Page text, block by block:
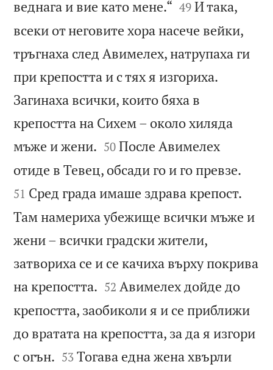
веднага и вие като мене.“ 

49 И така,
всеки от неговите хора насече вейки,
тръгнаха след Авимелех, натрупаха ги
при крепостта и с тях я изгориха.
Загинаха всички, които бяха в
крепостта на Сихем – около хиляда
мъже и жени. 

50 После Авимелех
отиде в Тевец, обсади го и го превзе.
51 Сред града имаше здрава крепост.
Там намериха убежище всички мъже и
жени – всички градски жители,
затвориха се и се качиха върху покрива
на крепостта. 

52 Авимелех дойде до
крепостта, заобиколи я и се приближи
до вратата на крепостта, за да я изгори
с огън. 

53 Тогава една жена хвърли